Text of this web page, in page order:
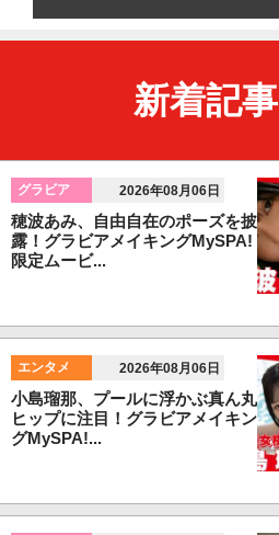
新着記事
グラビア 2026年08月06日
穂波あみ、自由自在のポーズを披
露！グラビアメイキングMySPA!
限定ムービ...
エンタメ 2026年08月06日
小島瑠那、プールに浮かぶ真ん丸
ヒップに注目！グラビアメイキン
グMySPA!...